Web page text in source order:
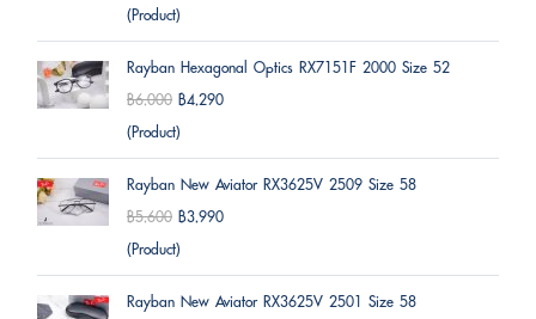
(Product)
Rayban Hexagonal Optics RX7151F 2000 Size 52
฿6,000 ฿4,290
(Product)
Rayban New Aviator RX3625V 2509 Size 58
฿5,600 ฿3,990
(Product)
Rayban New Aviator RX3625V 2501 Size 58